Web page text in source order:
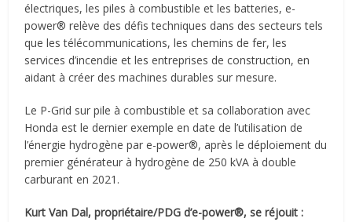
électriques, les piles à combustible et les batteries, e-
power® relève des défis techniques dans des secteurs tels
que les télécommunications, les chemins de fer, les
services d’incendie et les entreprises de construction, en
aidant à créer des machines durables sur mesure.
Le P-Grid sur pile à combustible et sa collaboration avec
Honda est le dernier exemple en date de l’utilisation de
l’énergie hydrogène par e-power®, après le déploiement du
premier générateur à hydrogène de 250 kVA à double
carburant en 2021.
Kurt Van Dal, propriétaire/PDG d’e-power®, se réjouit :